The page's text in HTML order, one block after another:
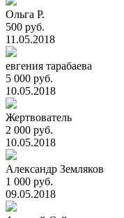
Ольга Р.
500 руб.
11.05.2018
евгения тарабаева
5 000 руб.
10.05.2018
Жертвователь
2 000 руб.
10.05.2018
Александр Земляков
1 000 руб.
09.05.2018